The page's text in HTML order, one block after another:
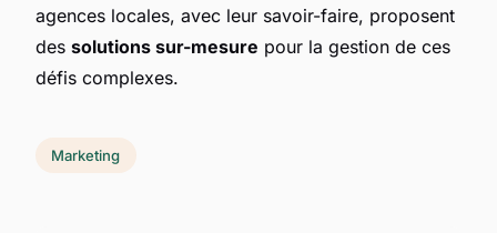
agences locales, avec leur savoir-faire, proposent
des solutions sur-mesure pour la gestion de ces
défis complexes.
Marketing